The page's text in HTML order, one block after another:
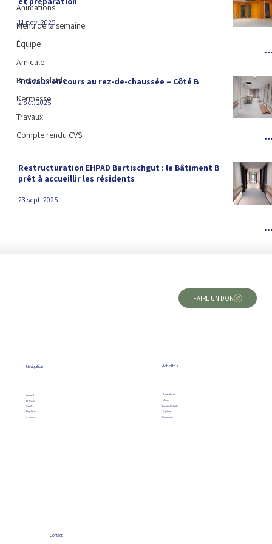
Animations
Menu de la semaine
Équipe
Amicale
Bartischblattle
Kermesse
Travaux
Compte rendu CVS
11 nov. 2025
Travaux en cours au rez-de-chaussée – Côté B
2 oct. 2025
Restructuration EHPAD Bartischgut : le Bâtiment B
prêt à accueillir les résidents
23 sept. 2025
Contact
FAIRE UN DON
Accueil
EHPAD
SAVS
Emplois
Contact
Navigation
Animations
Menus
Équipe
Bartischblattle
Kermesse
Actualités